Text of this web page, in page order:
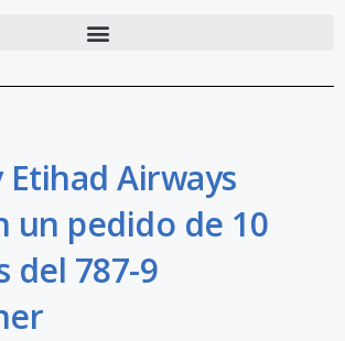
Etihad Airways
un pedido de 10
del 787-9